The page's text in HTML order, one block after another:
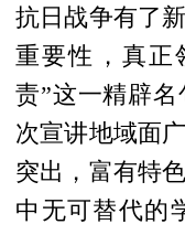
抗日战争有了
重要性，真正
责”这一精辟
次宣讲地域面
突出，富有特
中无可替代的